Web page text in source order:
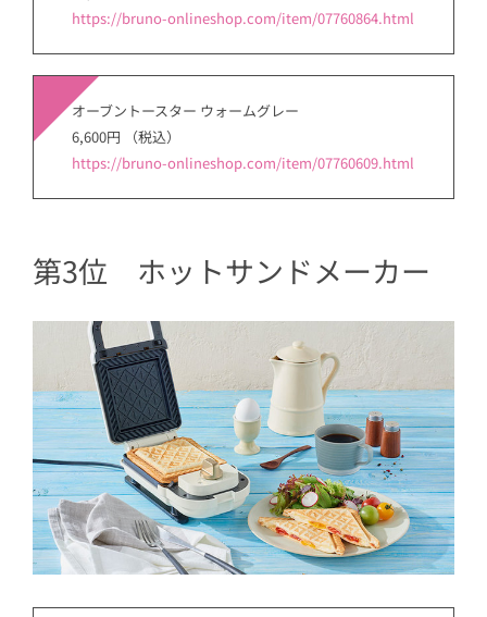
https://bruno-onlineshop.com/item/07760864.html
オーブントースター ウォームグレー
6,600円 （税込）
https://bruno-onlineshop.com/item/07760609.html
第3位 ホットサンドメーカー